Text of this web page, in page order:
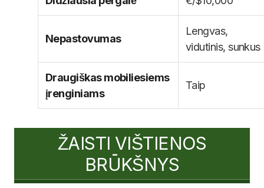
sunkus
Draugiškas
mobiliesiems
įrenginiams
Taip
ŽAISTI VIŠTIENOS
BRŪKŠNYS